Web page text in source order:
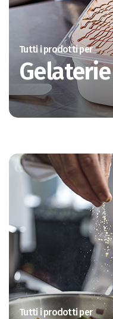
Tutti i prodotti per
Gelaterie
Tutti i prodotti per